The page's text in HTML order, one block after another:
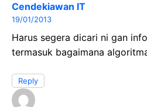
Cendekiawan IT
19/01/2013
Harus segera dicari ni gan
termasuk bagaimana
Reply